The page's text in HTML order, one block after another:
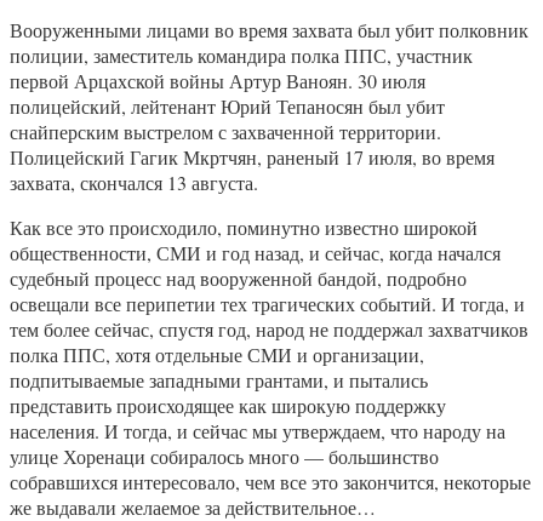
Вооруженными лицами во время захвата был убит полковник
полиции, заместитель командира полка ППС, участник
первой Арцахской войны Артур Ваноян. 30 июля
полицейский, лейтенант Юрий Тепаносян был убит
снайперским выстрелом с захваченной территории.
Полицейский Гагик Мкртчян, раненый 17 июля, во время
захвата, скончался 13 августа.
Как все это происходило, поминутно известно широкой
общественности, СМИ и год назад, и сейчас, когда начался
судебный процесс над вооруженной бандой, подробно
освещали все перипетии тех трагических событий. И тогда, и
тем более сейчас, спустя год, народ не поддержал захватчиков
полка ППС, хотя отдельные СМИ и организации,
подпитываемые западными грантами, и пытались
представить происходящее как широкую поддержку
населения. И тогда, и сейчас мы утверждаем, что народу на
улице Хоренаци собиралось много — большинство
собравшихся интересовало, чем все это закончится, некоторые
же выдавали желаемое за действительное…